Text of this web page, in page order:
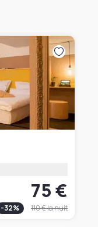
75 €
-32% 110 €la nuit